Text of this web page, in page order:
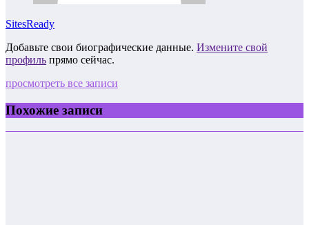
SitesReady
Добавьте свои биографические данные. Измените свой
профиль прямо сейчас.
просмотреть все записи
Похожие записи